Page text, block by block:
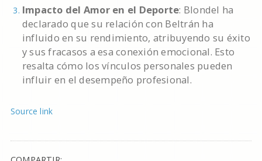
Impacto del Amor en el Deporte: Blondel ha
declarado que su relación con Beltrán ha
influido en su rendimiento, atribuyendo su éxito
y sus fracasos a esa conexión emocional. Esto
resalta cómo los vínculos personales pueden
influir en el desempeño profesional.
Source link